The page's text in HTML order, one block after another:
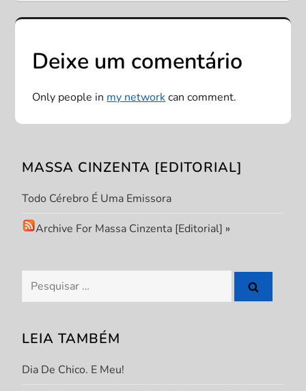
e
g
a
ç
o
d
P
o
s
t
Deixe um comentário
Only people inmy networkcan comment.
MASSA CINZENTA [EDITORIAL]
Todo Cérebro É Uma Emissora
Archive For Massa Cinzenta [Editorial] »
Pesquisar
por:
LEIA TAMBÉM
Dia De Chico. E Meu!